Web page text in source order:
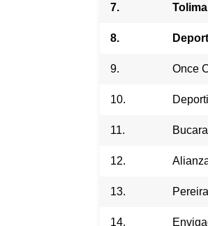
7. Tolima
8.
9. Once
10.
11.
12.
13. Pereira
14.